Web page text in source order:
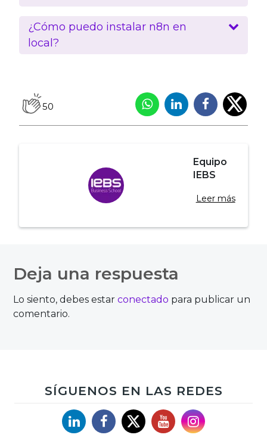
¿Cómo puedo instalar n8n en
local?
50
Equipo
IEBS
Leer más
de
entradas
Deja una respuesta
Lo siento, debes estarconectado para publicar un
comentario.
SÍGUENOS EN LAS REDES
LinkedinFacebook
X YouTubeInstagram